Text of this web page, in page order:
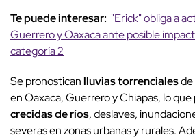
Te puede interesar: "Erick" obliga a
Guerrero y Oaxaca ante posible
categoría 2
Se pronosticanlluvias torrenciales
en Oaxaca, Guerrero y Chiapas, lo
crecidas de ríos, deslaves,
severas en zonas urbanas y rurales.